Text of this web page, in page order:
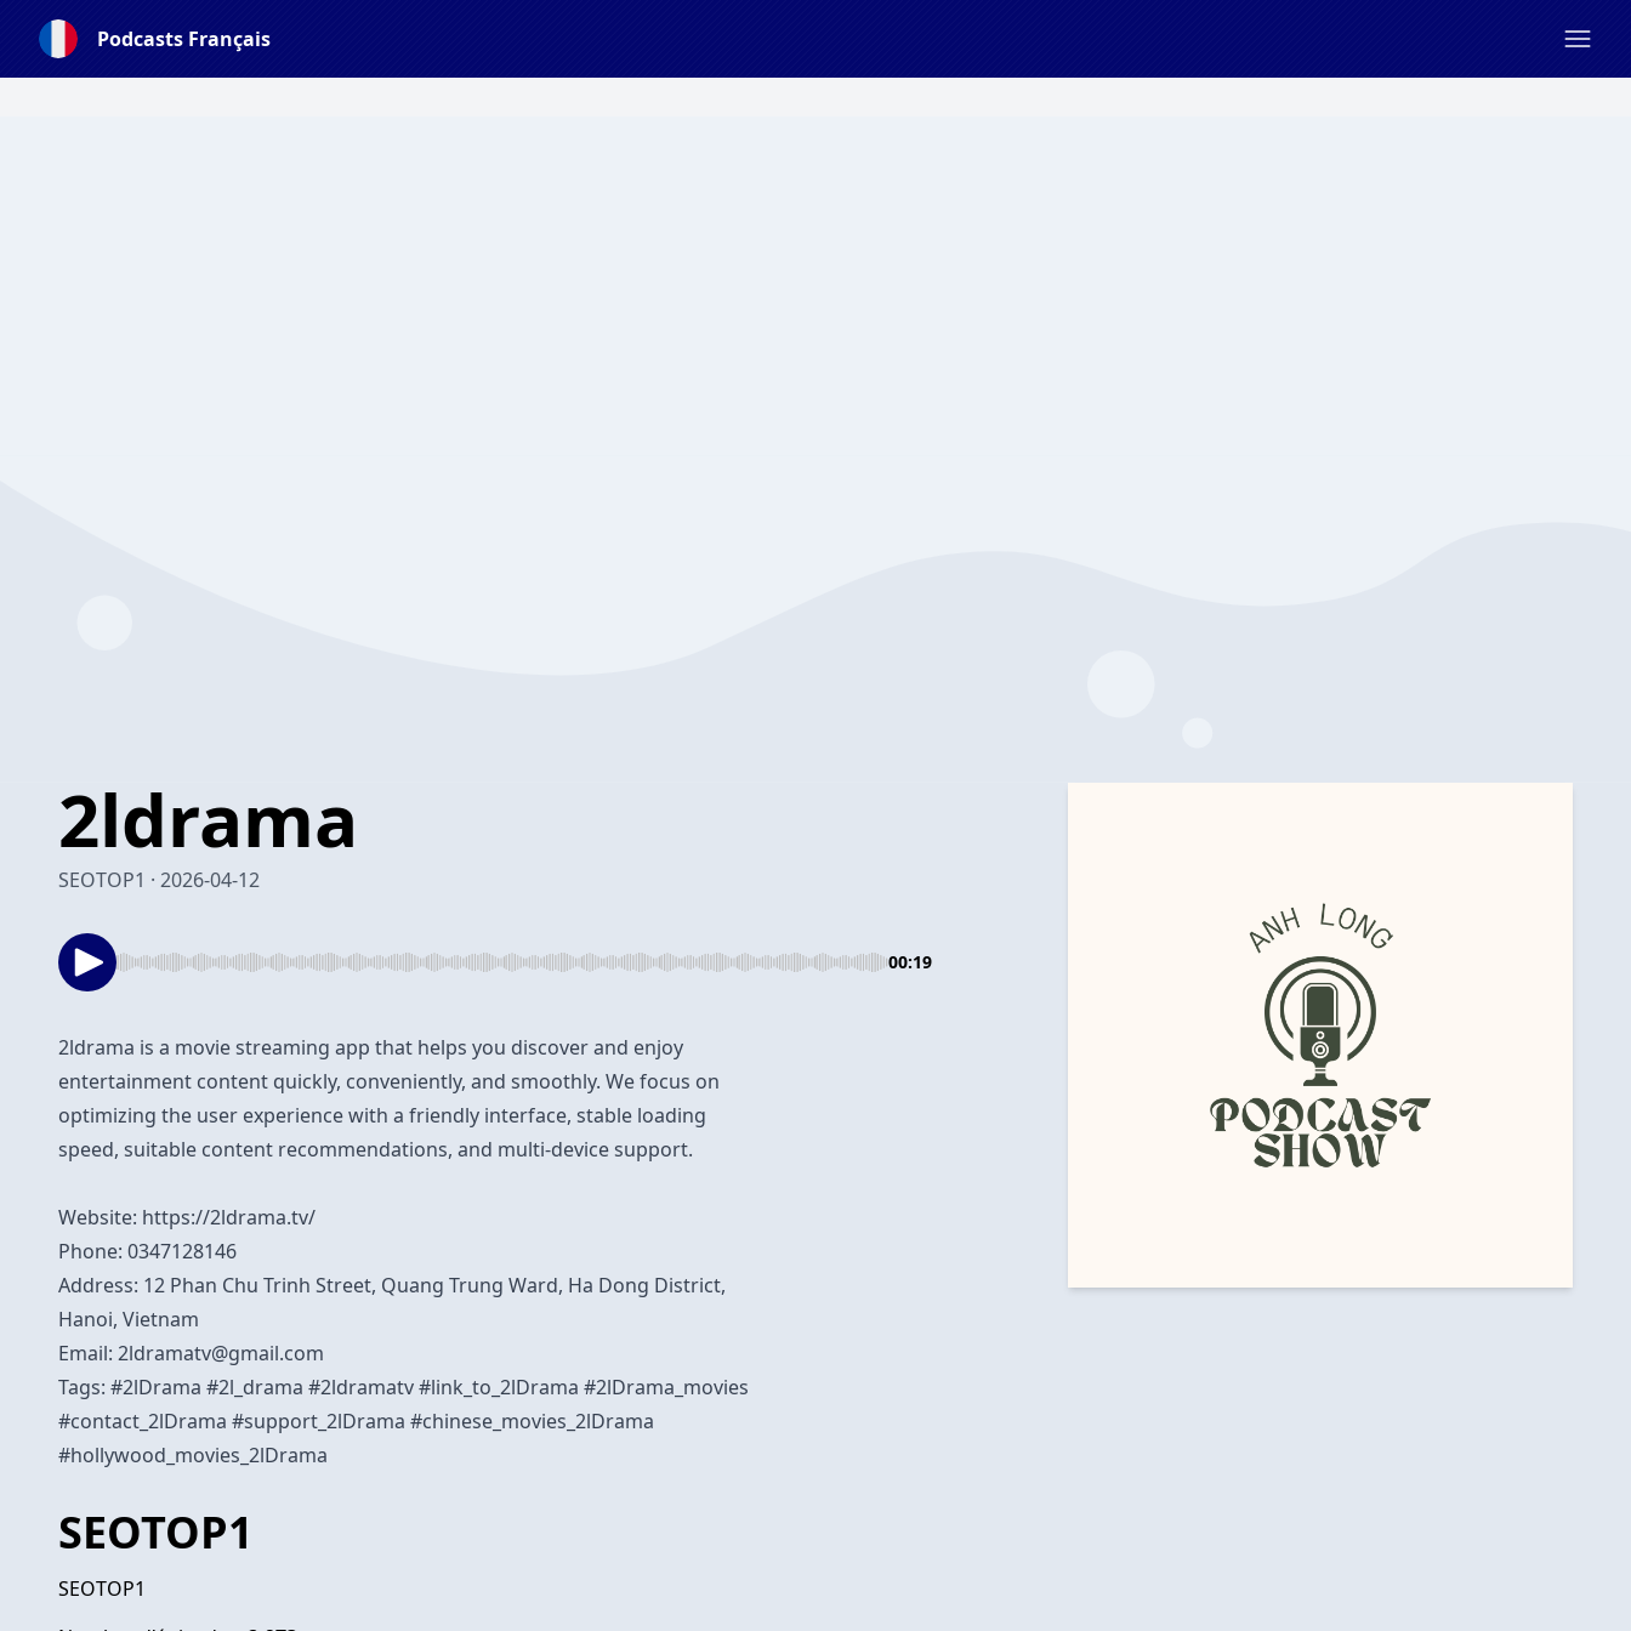
Podcasts Français
⁠2ldrama
SEOTOP1 · 2026-04-12
00:19
2ldrama is a movie streaming app that helps you discover and enjoy
entertainment content quickly, conveniently, and smoothly. We focus on
optimizing the user experience with a friendly interface, stable loading
speed, suitable content recommendations, and multi-device support.
Website: https://2ldrama.tv/
Phone: 0347128146
Address: 12 Phan Chu Trinh Street, Quang Trung Ward, Ha Dong District,
Hanoi, Vietnam
Email: 2ldramatv@gmail.com
Tags: #2lDrama #2l_drama #2ldramatv #link_to_2lDrama #2lDrama_movies
#contact_2lDrama #support_2lDrama #chinese_movies_2lDrama
#hollywood_movies_2lDrama
SEOTOP1
SEOTOP1